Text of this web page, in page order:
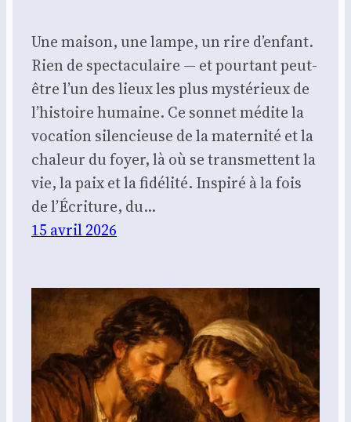
Une maison, une lampe, un rire d’enfant.
Rien de spectaculaire — et pourtant peut-
être l’un des lieux les plus mystérieux de
l’histoire humaine. Ce sonnet médite la
vocation silencieuse de la maternité et la
chaleur du foyer, là où se transmettent la
vie, la paix et la fidélité. Inspiré à la fois
de l’Écriture, du…
15 avril 2026